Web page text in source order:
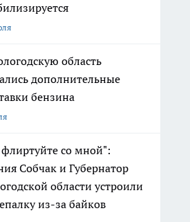
область
дополнительные
бензина
со мной":
Собчак и Губернатор
области устроили
из-за байков